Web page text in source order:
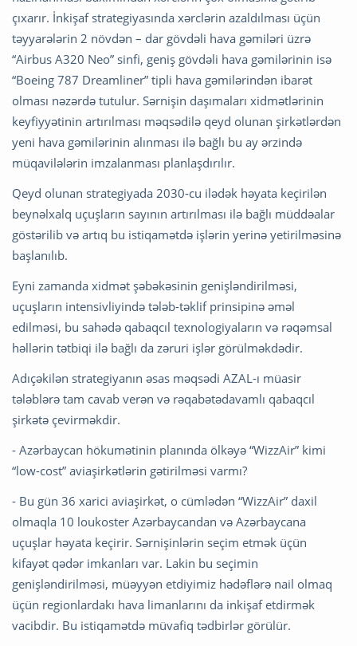
çıxarır. İnkişaf strategiyasında xərclərin azaldılması üçün
təyyarələrin 2 növdən – dar gövdəli hava gəmiləri üzrə
“Airbus A320 Neo” sinfi, geniş gövdəli hava gəmilərinin isə
“Boeing 787 Dreamliner” tipli hava gəmilərindən ibarət
olması nəzərdə tutulur. Sərnişin daşımaları xidmətlərinin
keyfiyyətinin artırılması məqsədilə qeyd olunan şirkətlərdən
yeni hava gəmilərinin alınması ilə bağlı bu ay ərzində
müqavilələrin imzalanması planlaşdırılır.
Qeyd olunan strategiyada 2030-cu ilədək həyata keçirilən
beynəlxalq uçuşların sayının artırılması ilə bağlı müddəalar
göstərilib və artıq bu istiqamətdə işlərin yerinə yetirilməsinə
başlanılıb.
Eyni zamanda xidmət şəbəkəsinin genişləndirilməsi,
uçuşların intensivliyində tələb-təklif prinsipinə əməl
edilməsi, bu sahədə qabaqcıl texnologiyaların və rəqəmsal
həllərin tətbiqi ilə bağlı da zəruri işlər görülməkdədir.
Adıçəkilən strategiyanın əsas məqsədi AZAL-ı müasir
tələblərə tam cavab verən və rəqabətədavamlı qabaqcıl
şirkətə çevirməkdir.
- Azərbaycan hökumətinin planında ölkəyə “WizzAir” kimi
“low-cost” aviaşirkətlərin gətirilməsi varmı?
- Bu gün 36 xarici aviaşirkət, o cümlədən “WizzAir” daxil
olmaqla 10 loukoster Azərbaycandan və Azərbaycana
uçuşlar həyata keçirir. Sərnişinlərin seçim etmək üçün
kifayət qədər imkanları var. Lakin bu seçimin
genişləndirilməsi, müəyyən etdiyimiz hədəflərə nail olmaq
üçün regionlardakı hava limanlarını da inkişaf etdirmək
vacibdir. Bu istiqamətdə müvafiq tədbirlər görülür.